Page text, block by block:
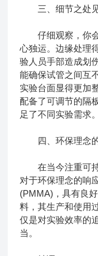
三、细节之处
仔细观察，你会
心独运。边缘处理
验人员手部造成划
能确保试管之间互
实验台面显得更加
配备了可调节的隔
足了不同实验需求。
四、环保理念的
在当今注重可持
对于环保理念的响
(PMMA)，具有良
料，其生产和使用
仅是对实验效率的
当。